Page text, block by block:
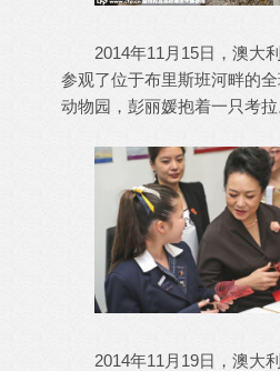
2014年11月15日，澳大利
参观了位于布里斯班河畔的
动物园，彭丽媛抱着一只考拉
2014年11月19日，澳大利